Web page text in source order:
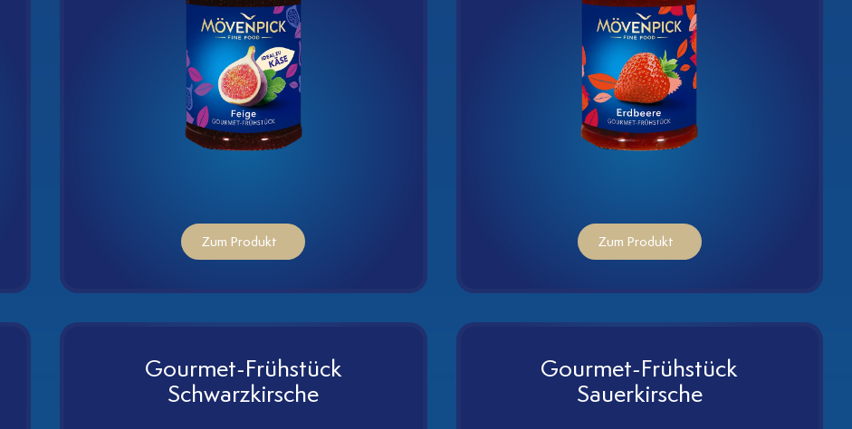
Zum Produkt Zum Produkt
Gourmet-Frühstück
Schwarzkirsche
Gourmet-Frühstück
Sauerkirsche